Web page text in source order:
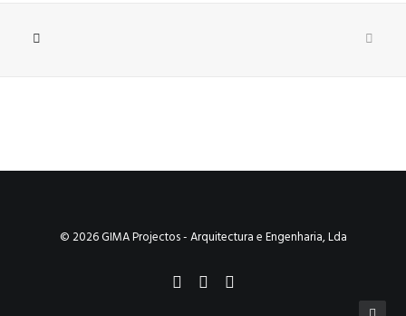
© 2026 GIMA Projectos - Arquitectura e Engenharia, Lda